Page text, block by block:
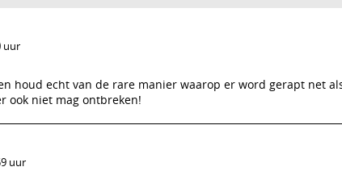
uur
houd echt van de rare manier waarop er word gerapt net
ook niet mag ontbreken!
uur